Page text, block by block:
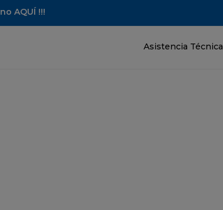
AQUÍ !!!
Asistencia Técnica